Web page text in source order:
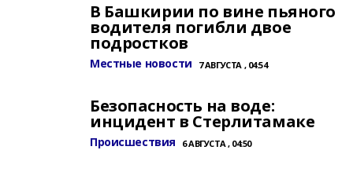
В Башкирии по вине пьяного
водителя погибли двое
подростков
Местные новости 7 АВГУСТА , 04:54
Безопасность на воде:
инцидент в Стерлитамаке
Происшествия 6 АВГУСТА , 04:50